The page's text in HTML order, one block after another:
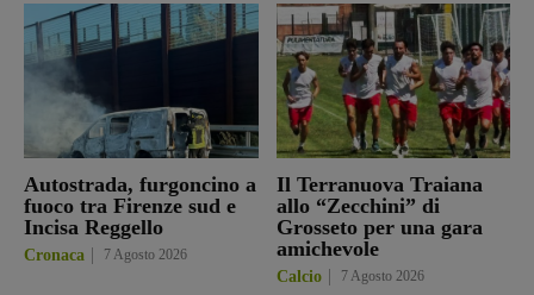
Autostrada, furgoncino a
fuoco tra Firenze sud e
Incisa Reggello
Cronaca 7 Agosto 2026
Il Terranuova Traiana
allo “Zecchini” di
Grosseto per una gara
amichevole
Calcio 7 Agosto 2026